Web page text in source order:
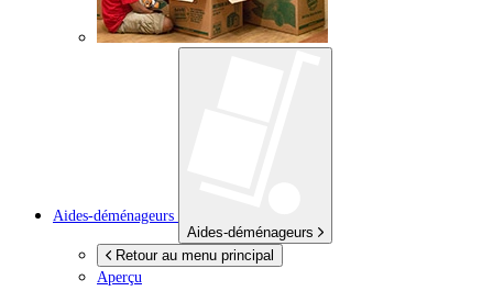
Aides-déménageurs
Aides-déménageurs
Retour au menu principal
Aperçu